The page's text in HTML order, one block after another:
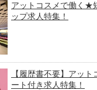
アットコスメで働く★
ップ求人特集！
【履歴書不要】アッ
ート付き求人特集！